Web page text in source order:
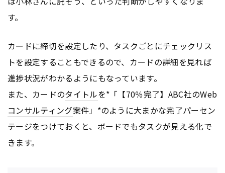
す。
カードに締切を設定したり、タスクごとにチェックリス
トを設定することもできるので、カードの詳細を見れば
進捗状況がわかるようにもなっています。
また、カードのタイトルを*「【70％完了】ABC社のWeb
コンサルティング案件」*のように大まかな完了パーセン
テージをつけておくと、ボードでもタスクが見える化で
きます。